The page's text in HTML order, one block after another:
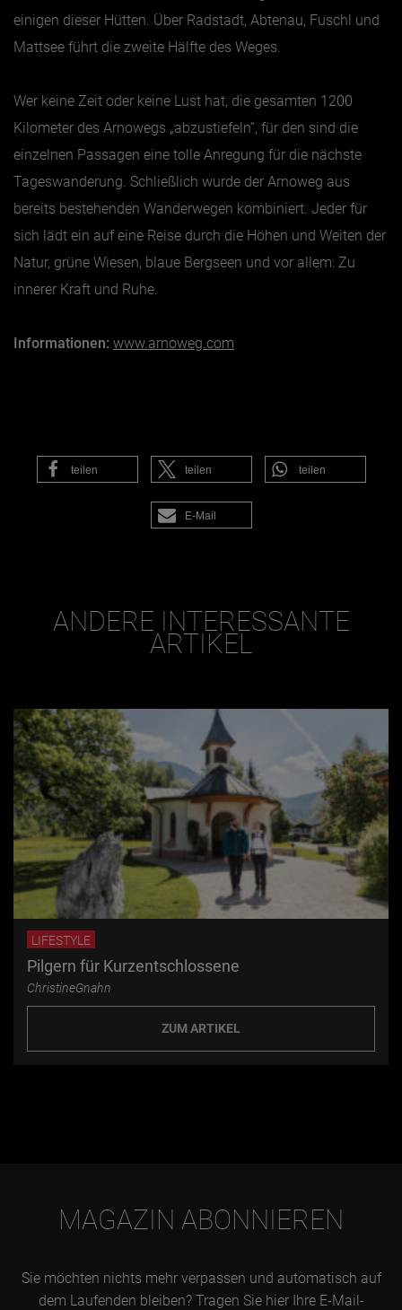
einigen dieser Hütten. Über Radstadt, Abtenau, Fuschl und
Mattsee führt die zweite Hälfte des Weges.
Wer keine Zeit oder keine Lust hat, die gesamten 1200
Kilometer des Arnowegs „abzustiefeln“, für den sind die
einzelnen Passagen eine tolle Anregung für die nächste
Tageswanderung. Schließlich wurde der Arnoweg aus
bereits bestehenden Wanderwegen kombiniert. Jeder für
sich lädt ein auf eine Reise durch die Höhen und Weiten der
Natur, grüne Wiesen, blaue Bergseen und vor allem: Zu
innerer Kraft und Ruhe.
Informationen: www.arnoweg.com
teilen teilen teilen
E-Mail
ANDERE INTERESSANTE
ARTIKEL
LIFESTYLE
Pilgern für Kurzentschlossene
ChristineGnahn
ZUM ARTIKEL
MAGAZIN ABONNIEREN
Sie möchten nichts mehr verpassen und automatisch auf
dem Laufenden bleiben? Tragen Sie hier Ihre E-Mail-